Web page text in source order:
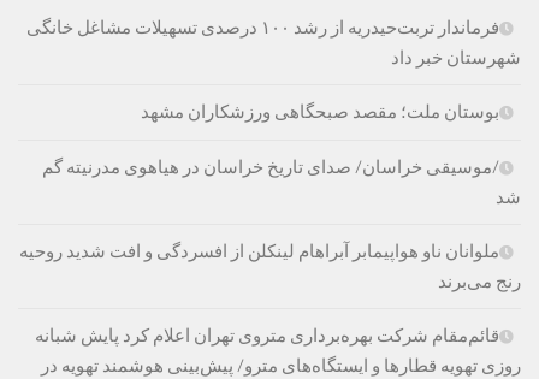
فرماندار تربت‌حیدریه از رشد ۱۰۰ درصدی تسهیلات مشاغل خانگی
شهرستان خبر داد
بوستان ملت؛ مقصد صبحگاهی ورزشکاران مشهد
/موسیقی خراسان/ صدای تاریخ خراسان در هیاهوی مدرنیته گم
شد
ملوانان ناو هواپیمابر آبراهام لینکلن از افسردگی و افت شدید روحیه
رنج می‌برند
قائم‌مقام شرکت بهره‌برداری متروی تهران اعلام کرد پایش شبانه
روزی تهویه قطارها و ایستگاه‌های مترو/ پیش‌بینی هوشمند تهویه در